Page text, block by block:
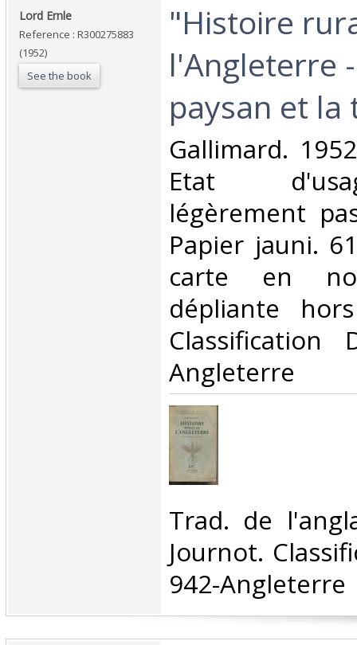
‎Lord Ernle‎
Reference : R300275883
(1952)
See the book
‎"Histoire
l'Angleterre
paysan et la
‎Gallimard.
Etat
légèrement
Papier jauni.
carte en
dépliante
Classification
Angleterre‎
‎Trad. de
Journot.
942-Angleterre‎